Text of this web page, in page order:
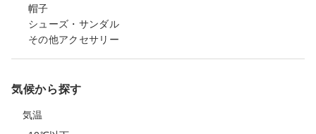
帽子
シューズ・サンダル
その他アクセサリー
気候から探す
気温